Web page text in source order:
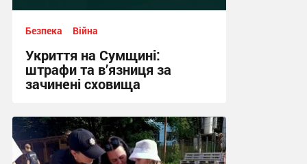
Безпека Війна
Укриття на Сумщині:
штрафи та в’язниця за
зачинені сховища
12:03, 13.07.2026